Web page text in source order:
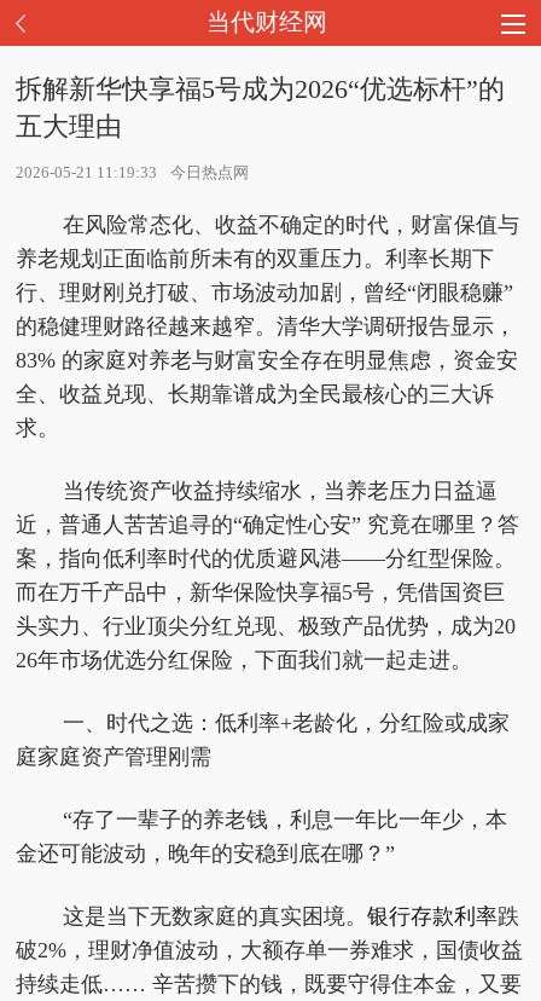
当代财经网
拆解新华快享福5号成为2026“优选标杆”的
五大理由
2026-05-21 11:19:33 今日热点网
在风险常态化、收益不确定的时代，财富保值与
养老规划正面临前所未有的双重压力。利率长期下
行、理财刚兑打破、市场波动加剧，曾经“闭眼稳赚”
的稳健理财路径越来越窄。清华大学调研报告显示，
83% 的家庭对养老与财富安全存在明显焦虑，资金安
全、收益兑现、长期靠谱成为全民最核心的三大诉
求。
当传统资产收益持续缩水，当养老压力日益逼
近，普通人苦苦追寻的“确定性心安” 究竟在哪里？答
案，指向低利率时代的优质避风港——分红型保险。
而在万千产品中，新华保险快享福5号，凭借国资巨
头实力、行业顶尖分红兑现、极致产品优势，成为20
26年市场优选分红保险，下面我们就一起走进。
一、时代之选：低利率+老龄化，分红险或成家
庭家庭资产管理刚需
“存了一辈子的养老钱，利息一年比一年少，本
金还可能波动，晚年的安稳到底在哪？”
这是当下无数家庭的真实困境。 银行存款利率跌
破2%，理财净值波动，大额存单一券难求，国债收益
持续走低…… 辛苦攒下的钱，既要守得住本金，又要